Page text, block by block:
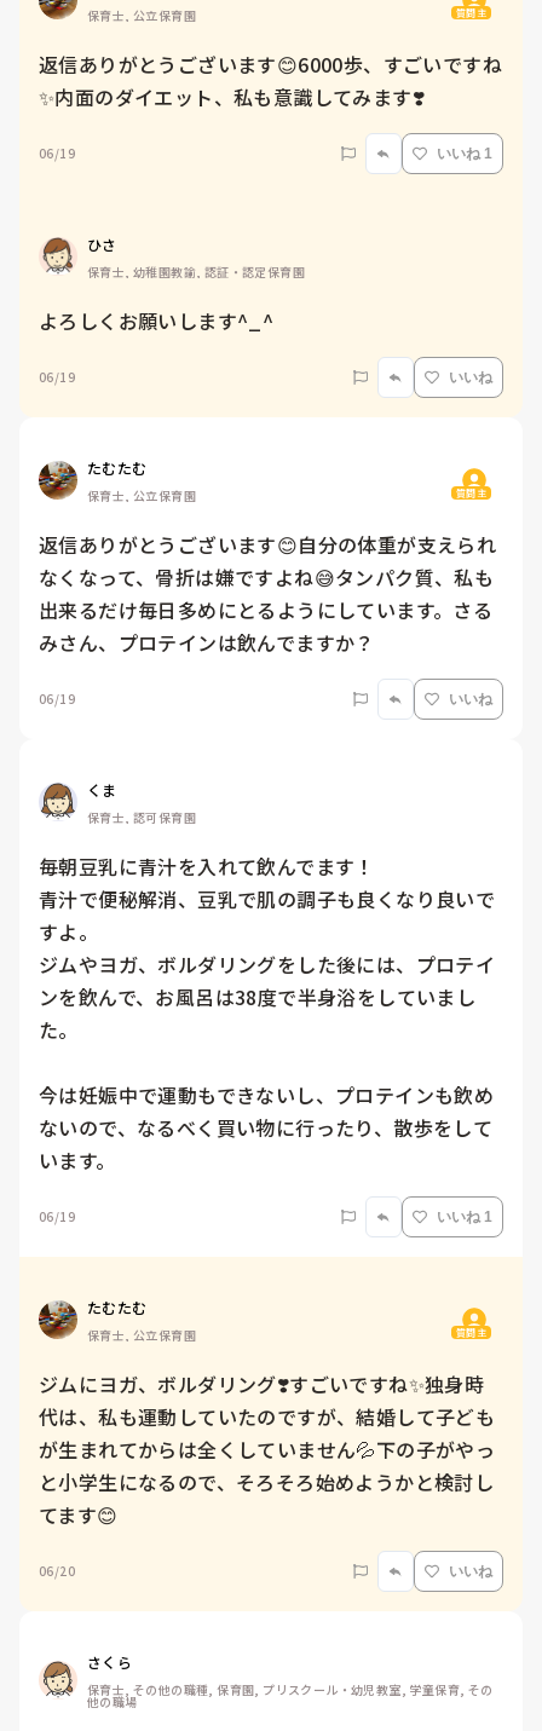
保育士, 公立保育園 質問主
返信ありがとうございます😊6000歩、すごいですね
✨内面のダイエット、私も意識してみます❣️
06/19 いいね 1
ひさ
保育士, 幼稚園教諭, 認証・認定保育園
よろしくお願いします^_^
06/19 いいね
たむたむ
保育士, 公立保育園 質問主
返信ありがとうございます😊自分の体重が支えられ
なくなって、骨折は嫌ですよね😅タンパク質、私も
出来るだけ毎日多めにとるようにしています。さる
みさん、プロテインは飲んでますか？
06/19 いいね
くま
保育士, 認可保育園
毎朝豆乳に青汁を入れて飲んでます！
青汁で便秘解消、豆乳で肌の調子も良くなり良いで
すよ。
ジムやヨガ、ボルダリングをした後には、プロテイ
ンを飲んで、お風呂は38度で半身浴をしていまし
た。
今は妊娠中で運動もできないし、プロテインも飲め
ないので、なるべく買い物に行ったり、散歩をして
います。
06/19 いいね 1
たむたむ
保育士, 公立保育園 質問主
ジムにヨガ、ボルダリング❣️すごいですね✨独身時
代は、私も運動していたのですが、結婚して子ども
が生まれてからは全くしていません💦下の子がやっ
と小学生になるので、そろそろ始めようかと検討し
てます😊
06/20 いいね
さくら
保育士, その他の職種, 保育園, プリスクール・幼児教室, 学童保育, その
他の職場